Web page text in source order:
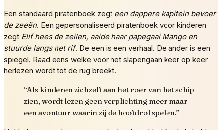
Een standaard piratenboek zegt een dappere kapitein bevoer
de zeeën. Een gepersonaliseerd piratenboek voor kinderen
zegt Elif hees de zeilen, aaide haar papegaai Mango en
stuurde langs het rif. De een is een verhaal. De ander is een
spiegel. Raad eens welke voor het slapengaan keer op keer
herlezen wordt tot de rug breekt.
“Als kinderen zichzelf aan het roer van het schip
zien, wordt lezen geen verplichting meer maar
een avontuur waarin zij de hoofdrol spelen.”